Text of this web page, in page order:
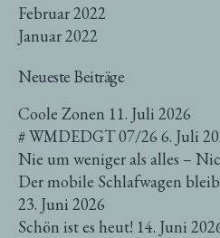
Februar 2022
Januar 2022
Neueste Beiträge
Coole Zonen 11. Juli 2026
# WMDEDGT 07/26 6. Juli
Nie um weniger als alles –
Der mobile Schlafwagen
23. Juni 2026
Schön ist es heut! 14. Juni